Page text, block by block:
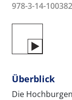
978-3-14-
Überblick
Die